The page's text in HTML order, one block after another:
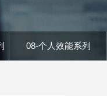
物流配送
贸系列
08-个人效能系列